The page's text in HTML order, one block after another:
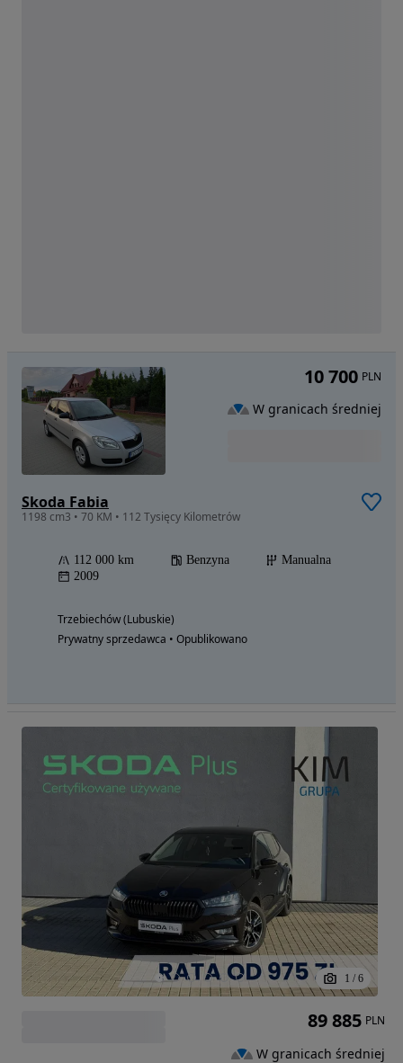
Skoda Fabia
1198 cm3 • 70 KM • 112 Tysięcy Kilometrów
112 000 km Benzyna
Manualna
2009
Trzebiechów (Lubuskie)
Prywatny sprzedawca • Opublikowano
10 700 PLN
W granicach średniej
1 / 6
89 885 PLN
W granicach średniej